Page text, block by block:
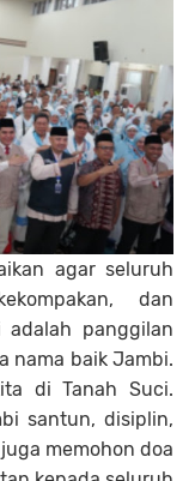
agar seluruh
dan
adalah panggilan
nama baik Jambi.
di Tanah Suci.
santun, disiplin,
memohon doa